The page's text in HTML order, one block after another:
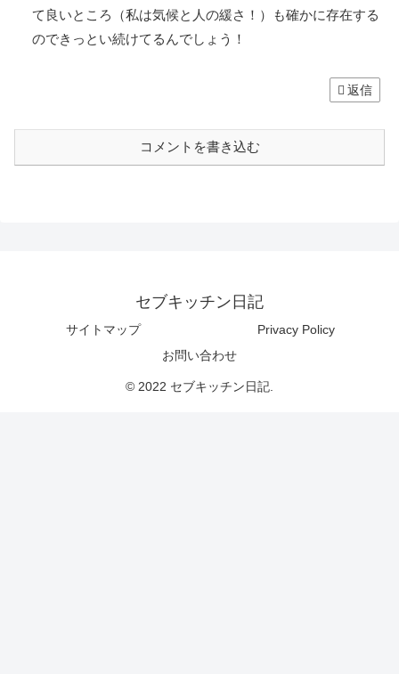
て良いところ（私は気候と人の緩さ！）も確かに存在する
のできっとい続けてるんでしょう！
返信
コメントを書き込む
セブキッチン日記
サイトマップ
Privacy Policy
お問い合わせ
© 2022 セブキッチン日記.